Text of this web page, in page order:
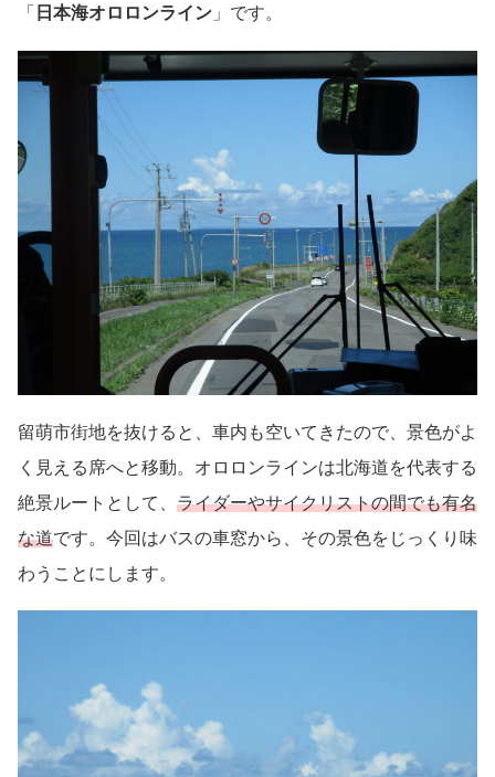
「 日本海オロロンライン 」です。
留萌市街地を抜けると、車内も空いてきたので、景色がよ
く見える席へと移動。オロロンラインは北海道を代表する
絶景ルートとして、 ライダーやサイクリストの間でも有名
な道です。今回はバスの車窓から、その景色をじっくり味
わうことにします。